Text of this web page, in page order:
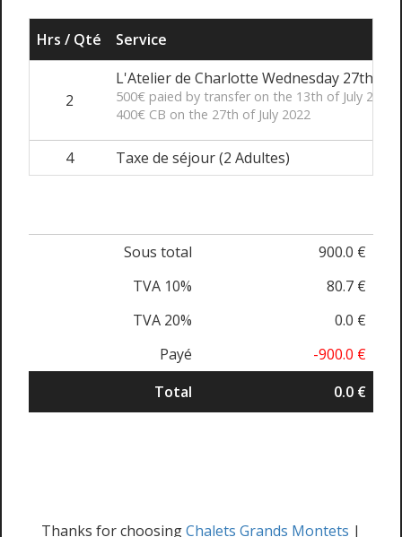
Hrs / Qté Service
2
L'Atelier de Charlotte Wednesday 27th to
500€ paied by transfer on the 13th of July 2022
400€ CB on the 27th of July 2022
4 Taxe de séjour (2 Adultes)
Sous total
900.0 €
TVA 10%
80.7 €
TVA 20%
0.0 €
Payé
-900.0 €
Total
0.0 €
Thanks for choosingChalets Grands Montets |